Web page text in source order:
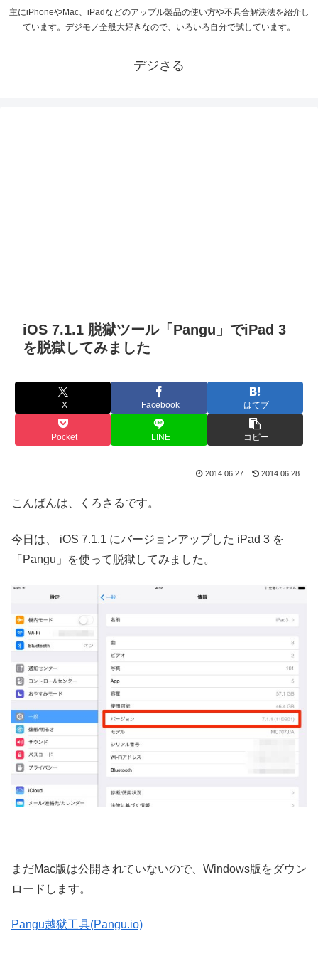
主にiPhoneやMac、iPadなどのアップル製品の使い方や不具合解決法を紹介し
ています。デジモノ全般大好きなので、いろいろ自分で試しています。
デジさる
iOS 7.1.1 脱獄ツール「Pangu」でiPad 3
を脱獄してみました
X Facebook はてブ
Pocket LINE コピー
2014.06.27 2014.06.28
こんばんは、くろさるです。
今日は、 iOS 7.1.1 にバージョンアップした iPad 3 を
「Pangu」を使って脱獄してみました。
まだMac版は公開されていないので、Windows版をダウン
ロードします。
Pangu越狱工具(Pangu.io)